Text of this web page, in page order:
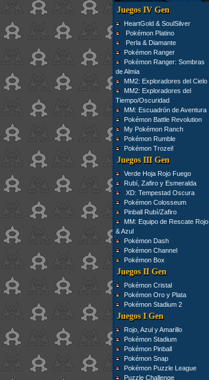
Juegos IV Gen
HeartGold & SoulSilver
Pokémon Platino
Perla & Diamante
Pokémon Ranger
Pokémon Ranger: Sombras
de Almia
MM2: Exploradores del Cielo
MM2: Exploradores del
Tiempo/Oscuridad
MM: Escuadrón de Aventura
Pokémon Battle Revolution
My Pokémon Ranch
Pokémon Rumble
Pokémon Trozei!
Juegos III Gen
Verde Hoja Rojo Fuego
Rubí, Zafiro y Esmeralda
XD: Tempestad Oscura
Pokémon Colosseum
Pinball Rubí/Zafiro
MM: Equipo de Rescate Rojo
& Azul
Pokémon Dash
Pokémon Channel
Pokémon Box
Juegos II Gen
Pokémon Cristal
Pokémon Oro y Plata
Pokémon Stadium 2
Juegos I Gen
Rojo, Azul y Amarillo
Pokémon Stadium
Pokémon Pinball
Pokémon Snap
Pokémon Puzzle League
Puzzle Challenge